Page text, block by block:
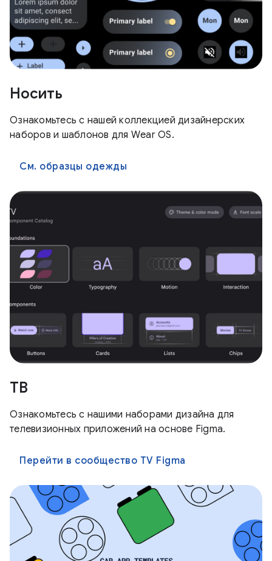
Носить
Ознакомьтесь с нашей коллекцией дизайнерских
наборов и шаблонов для Wear OS.
См. образцы одежды
ТВ
Ознакомьтесь с нашими наборами дизайна для
телевизионных приложений на основе Figma.
Перейти в сообщество TV Figma